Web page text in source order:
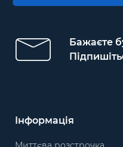
Бажаєте
Інформація